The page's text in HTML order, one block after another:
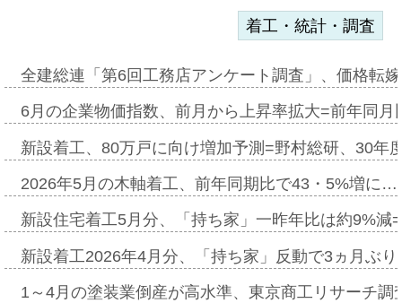
着工・統計・調査
全建総連「第6回工務店アンケート調査」、価格転
6月の企業物価指数、前月から上昇率拡大=前年同
新設着工、80万戸に向け増加予測=野村総研、30年
2026年5月の木軸着工、前年同期比で43・5%増に…
新設住宅着工5月分、「持ち家」一昨年比は約9%
新設着工2026年4月分、「持ち家」反動で3ヵ月ぶ
1～4月の塗装業倒産が高水準、東京商工リサーチ